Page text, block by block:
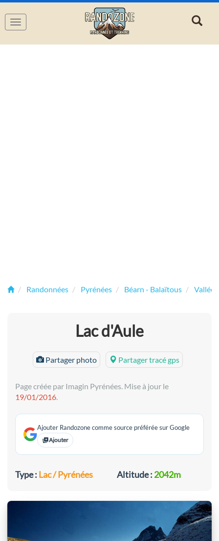
Navigation
Randonnées Pyrénées Béarn - Balaïtous Vallée
Lac d'Aule
Partager photo Partager tracé gps
Page créée par Imagin Pyrénées. Mise à jour le
19/01/2016.
Ajouter Randozone comme source préférée sur Google
Ajouter
Type : Lac / Pyrénées Altitude : 2042m